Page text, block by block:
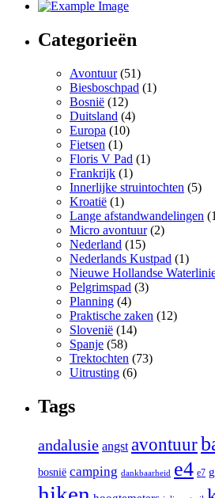
Categorieën
Avontuur(51)
Biesboschpad (1)
Bosnië (12)
Duitsland (4)
Europa (10)
Fietsen (1)
Floris V Pad (1)
Frankrijk (1)
Innerlijke struintochten (5)
Kroatië (1)
Lange afstandwandelingen
Micro avontuur(2)
Nederland (15)
Nederlands Kustpad (1)
Nieuwe Hollandse
Pelgrimspad (3)
Planning (4)
Praktische zaken (12)
Slovenië (14)
Spanje (58)
Trektochten (73)
Uitrusting (6)
Tags
andalusie angst avontuur
bosnië camping dankbaarheid e4 e7